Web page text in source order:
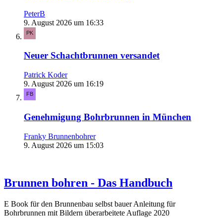
PeterB
9. August 2026 um 16:33
Neuer Schachtbrunnen versandet
Patrick Koder
9. August 2026 um 16:19
Genehmigung Bohrbrunnen in München
Franky Brunnenbohrer
9. August 2026 um 15:03
Brunnen bohren - Das Handbuch
E Book für den Brunnenbau selbst bauer Anleitung für
Bohrbrunnen mit Bildern überarbeitete Auflage 2020